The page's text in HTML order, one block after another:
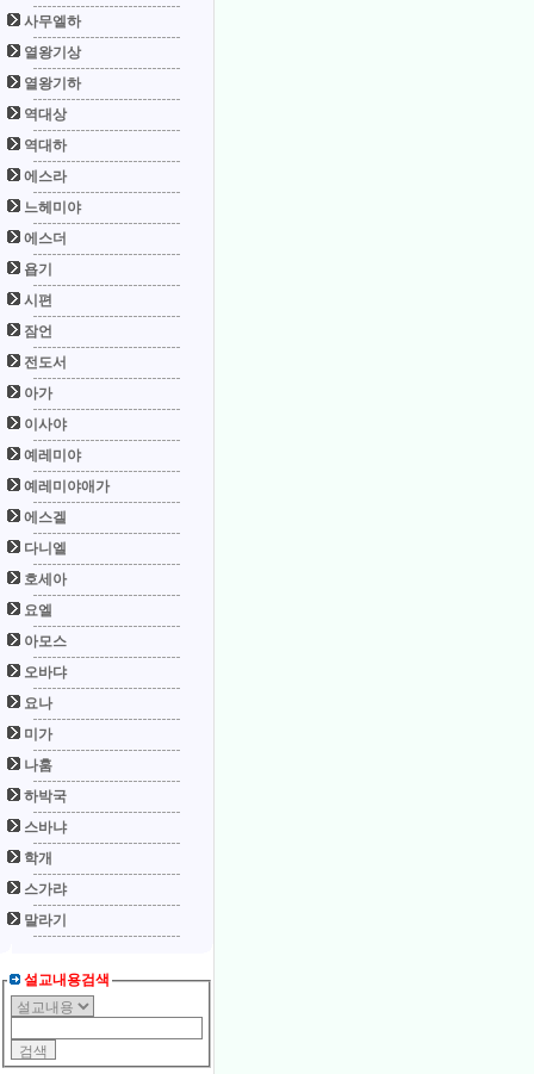
사무엘하
열왕기상
열왕기하
역대상
역대하
에스라
느헤미야
에스더
욥기
시편
잠언
전도서
아가
이사야
예레미야
예레미야애가
에스겔
다니엘
호세아
요엘
아모스
오바댜
요나
미가
나훔
하박국
스바냐
학개
스가랴
말라기
설교내용검색